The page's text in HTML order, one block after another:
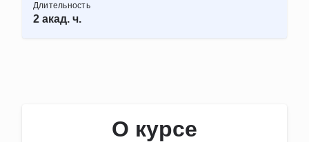
Длительность
2 акад. ч.
О курсе